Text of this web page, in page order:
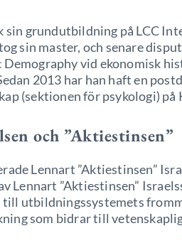
sin grundutbildning på LCC
sin master, och senare
Demography vid ekonomisk
2013 har han haft en
(sektionen för psykologi) på
och ”Aktiestinsen”
Lennart ”Aktiestinsen”
Lennart ”Aktiestinsen”
utbildningssystemets
som bidrar till